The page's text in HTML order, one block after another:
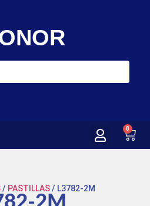
0
/ PASTILLAS/ L3782-2M